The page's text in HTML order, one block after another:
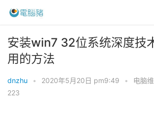
安装win7 32位系统深度技
用的方法
dnzhu • 2020年5月20日 pm9:49 • 电脑
223